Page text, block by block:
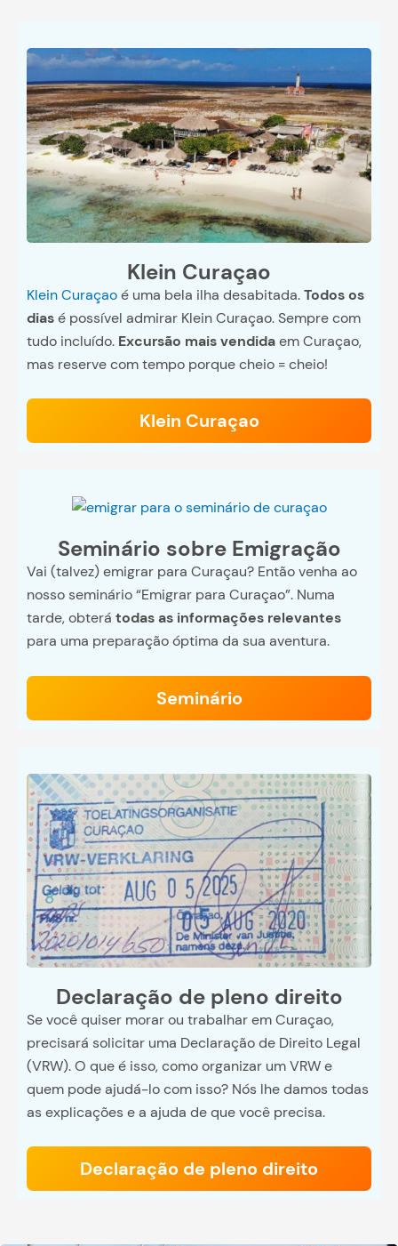
Klein Curaçao
Klein Curaçaoé uma bela ilha desabitada.Todos os
diasé possível admirar Klein Curaçao. Sempre com
tudo incluído. Excursão mais vendidaem Curaçao,
mas reserve com tempo porque cheio = cheio!
Klein Curaçao
Seminário sobre Emigração
Vai (talvez) emigrar para Curaçau? Então venha ao
nosso seminário “Emigrar para Curaçao”. Numa
tarde, obterá todas as informações relevantes
para uma preparação óptima da sua aventura.
Seminário
Declaração de pleno direito
Se você quiser morar ou trabalhar em Curaçao,
precisará solicitar uma Declaração de Direito Legal
(VRW). O que é isso, como organizar um VRW e
quem pode ajudá-lo com isso? Nós lhe damos todas
as explicações e a ajuda de que você precisa.
Declaração de pleno direito